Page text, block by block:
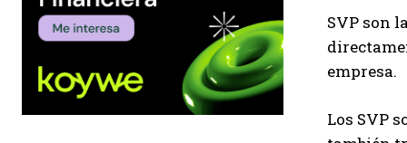
SVP son
empresa.
Los SVP